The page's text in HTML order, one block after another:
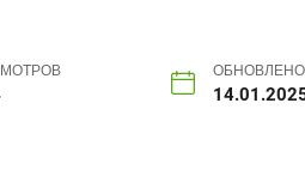
ОБНОВЛЕНО